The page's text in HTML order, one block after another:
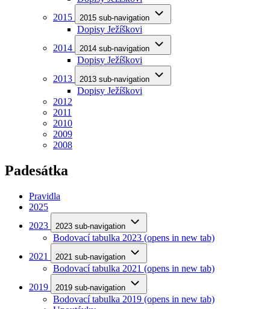
2015
2015 sub-navigation
Dopisy Ježíškovi
2014
2014 sub-navigation
Dopisy Ježíškovi
2013
2013 sub-navigation
Dopisy Ježíškovi
2012
2011
2010
2009
2008
Padesátka
Pravidla
2025
2023
2023 sub-navigation
Bodovací tabulka 2023 (opens in new tab)
2021
2021 sub-navigation
Bodovací tabulka 2021 (opens in new tab)
2019
2019 sub-navigation
Bodovací tabulka 2019 (opens in new tab)